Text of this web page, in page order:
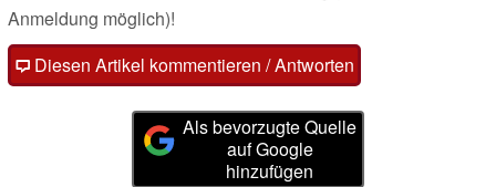
Anmeldung möglich)!
Diesen Artikel kommentieren / Antworten
Als bevorzugte Quelle
auf Google
hinzufügen